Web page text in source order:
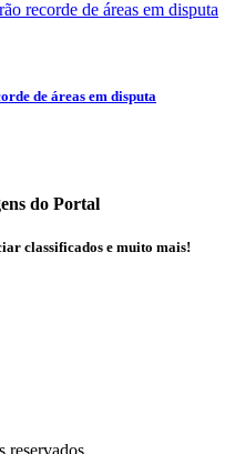
de áreas em disputa
do Portal
classificados e muito mais!
reservados.